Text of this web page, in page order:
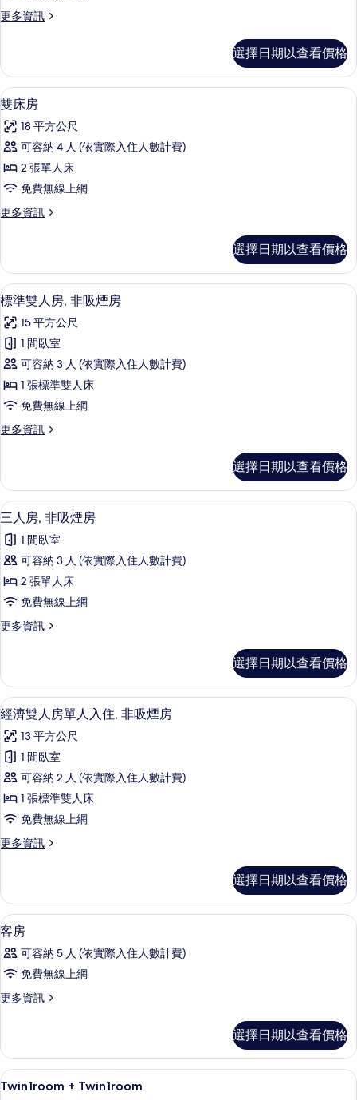
房
人
入
住,
非
吸
煙
房
的
相
片
更多資訊
更
雙
人
房
人
入
非
吸
房
選擇日期以查看價格
顯
示
雙
床
房
所
相
片
客房內保險箱、遮光布/窗簾、熨斗/
13
雙床房
18 平方公尺
可容納 4 人 (依實際入住人數計費)
2 張單人床
免費無線上網
更多資訊
更
房
的
詳
選擇日期以查看價格
顯
示
標
準
雙
人
非
煙
房
的
所
有
相
片
客房內保險箱、遮光布/窗簾、熨斗/
6
標準雙人房, 非吸煙房
15 平方公尺
1 間臥室
可容納 3 人 (依實際入住人數計費)
1 張標準雙人床
免費無線上網
更多資訊
更
雙
人
房,
吸
煙
的
詳
選擇日期以查看價格
顯
示
三
人
房,
吸
房
的
所
有
相
片
客房內保險箱、遮光布/窗簾、熨斗/
6
三人房, 非吸煙房
1 間臥室
可容納 3 人 (依實際入住人數計費)
2 張單人床
免費無線上網
更多資訊
更
房,
非
吸
房
的
詳
情
選擇日期以查看價格
顯
示
經
濟
雙
人
單
入
住,
非
吸
煙
房
有
相
客房內保險箱、遮光布/窗簾、熨斗/
7
經濟雙人房單人入住, 非吸煙房
13 平方公尺
1 間臥室
可容納 2 人 (依實際入住人數計費)
1 張標準雙人床
免費無線上網
更多資訊
更
雙
人
房
人
入
非
的
詳
情
選擇日期以查看價格
顯
示
客
的
有
相
片
客房內保險箱、遮光布/窗簾、熨斗/
1
客房
可容納 5 人 (依實際入住人數計費)
免費無線上網
更多資訊
更
的
詳
情
選擇日期以查看價格
顯
客房內保險箱、遮光布/窗簾、熨斗/
1
Twin1room + Twin1room